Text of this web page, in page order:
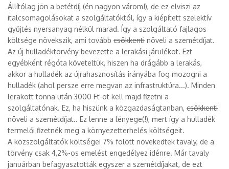
Állítólag jön a betétdíj (én nagyon várom!), de ez elviszi az
italcsomagolásokat a szolgáltatóktól, így a kiépített szelektív
gyűjtés nyersanyag nélkül marad. Így a szolgáltató fajlagos
költsége növekszik, ami tovább csökkenti növeli a szemétdíjat.
Az új hulladéktörvény bevezette a lerakási járulékot. Ezt
egyébként régóta követeltük, hiszen ha drágább a lerakás,
akkor a hulladék az újrahasznosítás irányába fog mozogni a
hulladék (ahol persze erre megvan az infrastruktúra...). Minden
lerakott tonna után 3000 Ft-ot kell majd fizetni a
szolgáltatónak. Ez, ha hiszünk a közgazdaságtanban, csökkenti
növeli a szemétdíjat.. Ez lenne a lényege(!), mert így a hulladék
termelői fizetnék meg a környezetterhelés költségeit.
A közszolgáltatók költségei 7% fölött növekedtek tavaly, de a
törvény csak 4,2%-os emelést engedélyez idénre. Már tavaly
januárban befagyasztották egyszer a szemétdíjakat, de ezt